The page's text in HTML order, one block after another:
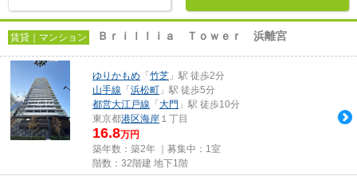
賃貸｜マンション Ｂｒｉｌｌｉａ Ｔｏｗｅｒ 浜離宮
ゆりかもめ 「 竹芝 」駅 徒歩2分
山手線 「 浜松町 」駅 徒歩5分
都営大江戸線 「 大門 」駅 徒歩10分
東京都港区海岸 １丁目
16.8万円
築年数：築2年 ｜募集中： 1室
階数：32階建 地下1階